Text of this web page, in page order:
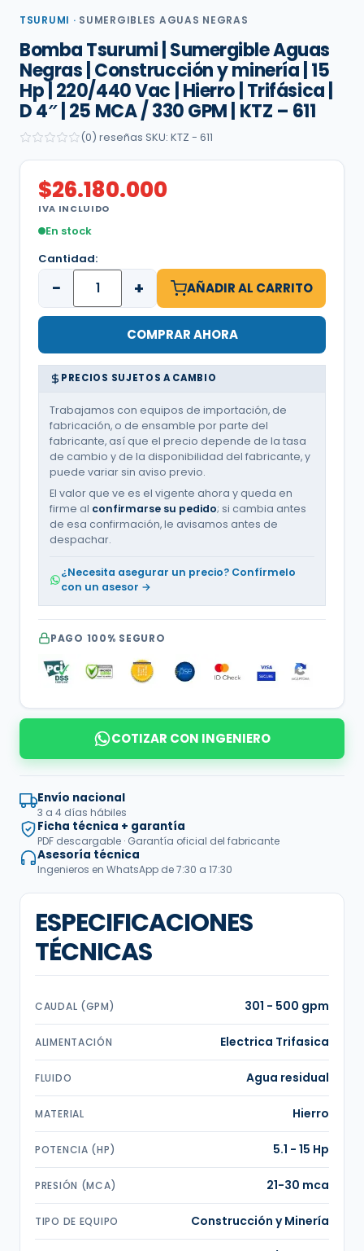
TSURUMI · SUMERGIBLES AGUAS NEGRAS
Bomba Tsurumi | Sumergible Aguas
Negras | Construcción y minería | 15
Hp | 220/440 Vac | Hierro | Trifásica |
D 4″ | 25 MCA / 330 GPM | KTZ – 611
(0) reseñas SKU: KTZ - 611
$26.180.000
IVA INCLUIDO
En stock
Cantidad:
− + AÑADIR AL CARRITO
COMPRAR AHORA
PRECIOS SUJETOS A CAMBIO
Trabajamos con equipos de importación, de
fabricación, o de ensamble por parte del
fabricante, así que el precio depende de la tasa
de cambio y de la disponibilidad del fabricante, y
puede variar sin aviso previo.
El valor que ve es el vigente ahora y queda en
firme al confirmarse su pedido; si cambia antes
de esa confirmación, le avisamos antes de
despachar.
¿Necesita asegurar un precio? Confírmelo
con un asesor →
PAGO 100% SEGURO
COTIZAR CON INGENIERO
Envío nacional
3 a 4 días hábiles
Ficha técnica + garantía
PDF descargable · Garantía oficial del fabricante
Asesoría técnica
Ingenieros en WhatsApp de 7:30 a 17:30
ESPECIFICACIONES
TÉCNICAS
CAUDAL (GPM) 301 - 500 gpm
ALIMENTACIÓN Electrica Trifasica
FLUIDO Agua residual
MATERIAL Hierro
POTENCIA (HP) 5.1 - 15 Hp
PRESIÓN (MCA) 21-30 mca
TIPO DE EQUIPO Construcción y Minería